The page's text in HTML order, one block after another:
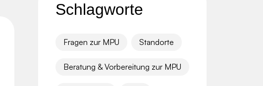
Schlagworte
Fragen zur MPU Standorte
Beratung & Vorbereitung zur MPU